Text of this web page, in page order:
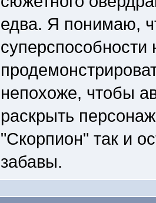
едва. Я понимаю,
суперспособности
непохоже, чтобы
раскрыть
"Скорпион" так и
забавы.